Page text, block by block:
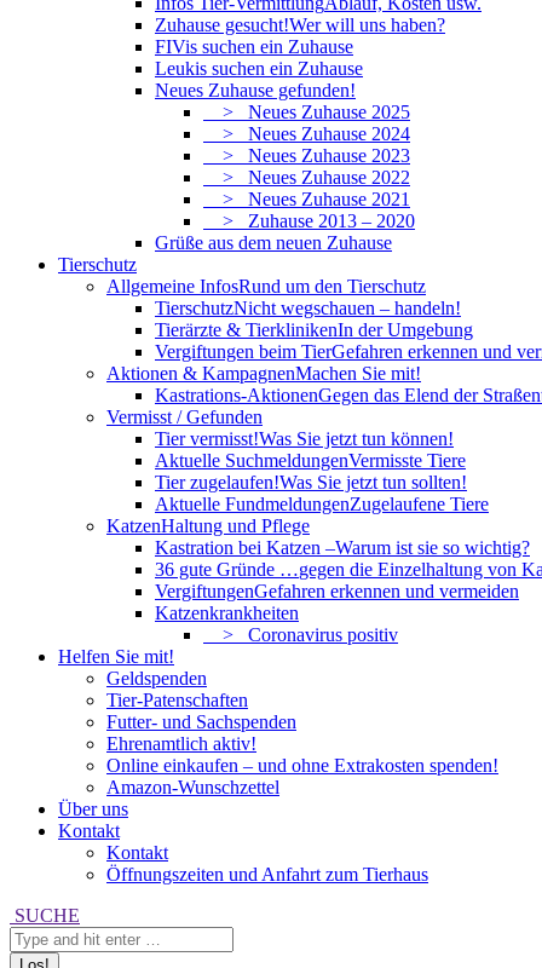
Zuhause gesucht!Wer will uns haben?
FIVis suchen ein Zuhause
Leukis suchen ein Zuhause
Neues Zuhause gefunden!
> Neues Zuhause 2025
> Neues Zuhause 2024
> Neues Zuhause 2023
> Neues Zuhause 2022
> Neues Zuhause 2021
> Zuhause 2013 – 2020
Grüße aus dem neuen Zuhause
Tierschutz
Allgemeine InfosRund um den Tierschutz
TierschutzNicht wegschauen – handeln!
Tierärzte & TierklinikenIn der Umgebung
Vergiftungen beim TierGefahren erkennen und
Aktionen & KampagnenMachen Sie mit!
Kastrations-AktionenGegen das Elend der
Vermisst / Gefunden
Tier vermisst!Was Sie jetzt tun können!
Aktuelle SuchmeldungenVermisste Tiere
Tier zugelaufen!Was Sie jetzt tun sollten!
Aktuelle FundmeldungenZugelaufene Tiere
KatzenHaltung und Pflege
Kastration bei Katzen –Warum ist sie so wichtig?
36 gute Gründe …gegen die Einzelhaltung von
VergiftungenGefahren erkennen und vermeiden
Katzenkrankheiten
> Coronavirus positiv
Helfen Sie mit!
Geldspenden
Tier-Patenschaften
Futter- und Sachspenden
Ehrenamtlich aktiv!
Online einkaufen – und ohne Extrakosten spenden!
Amazon-Wunschzettel
Über uns
Kontakt
Kontakt
Öffnungszeiten und Anfahrt zum Tierhaus
Search:
SUCHE